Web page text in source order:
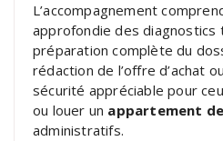
L’accompagnement
approfondie des diagnostics
préparation complète du
rédaction de l’offre d’achat
sécurité appréciable pour
ou louer un appartement
administratifs.